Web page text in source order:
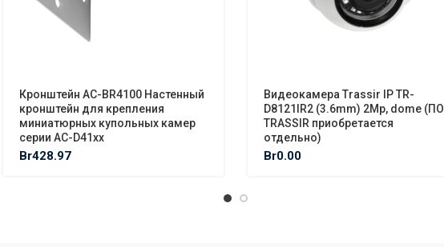
Кронштейн AC-BR4100 Настенный
кронштейн для крепления
миниатюрных купольных камер
серии AC-D41xx
Br428.97
Видеокамера Trassir IP TR-
D8121IR2 (3.6mm) 2Mp, dome (ПО
TRASSIR приобретается
отдельно)
Br0.00